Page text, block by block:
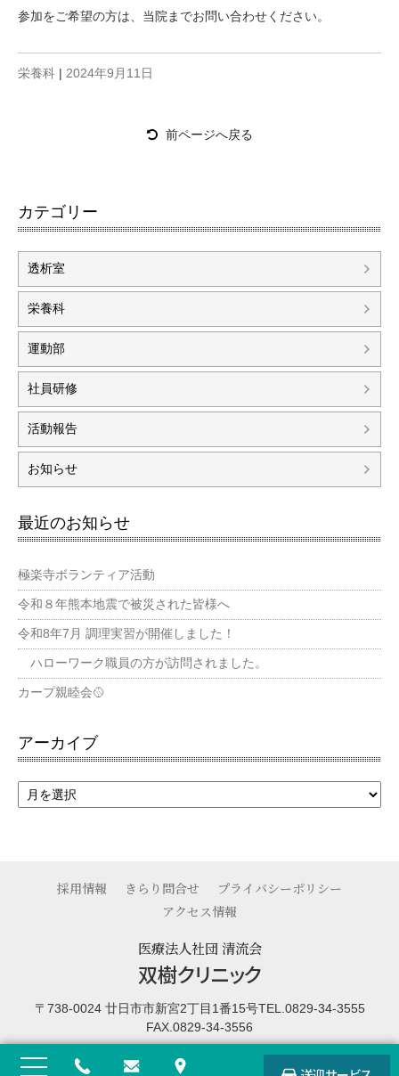
参加をご希望の方は、当院までお問い合わせください。
栄養科 | 2024年9月11日
前ページへ戻る
カテゴリー
透析室
栄養科
運動部
社員研修
活動報告
お知らせ
最近のお知らせ
極楽寺ボランティア活動
令和８年熊本地震で被災された皆様へ
令和8年7月 調理実習が開催しました！
ハローワーク職員の方が訪問されました。
カープ親睦会🥎
アーカイブ
採用情報 きらり問合せ
プライバシーポリシー
アクセス情報
医療法人社団 清流会
双樹クリニック
〒738-0024 廿日市市新宮2丁目1番15号TEL.0829-34-3555
FAX.0829-34-3556